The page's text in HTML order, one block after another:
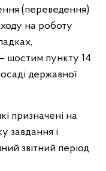
(переведення)
на роботу
шостим пункту 14
державної
призначені на
завдання і
звітний період